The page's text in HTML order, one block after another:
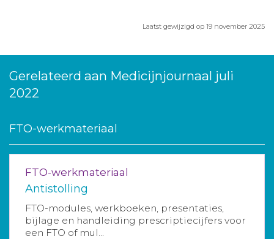
Laatst gewijzigd op 19 november 2025
Gerelateerd aan Medicijnjournaal juli
2022
FTO-werkmateriaal
FTO-werkmateriaal
Antistolling
FTO-modules, werkboeken, presentaties,
bijlage en handleiding prescriptiecijfers voor
een FTO of mul...